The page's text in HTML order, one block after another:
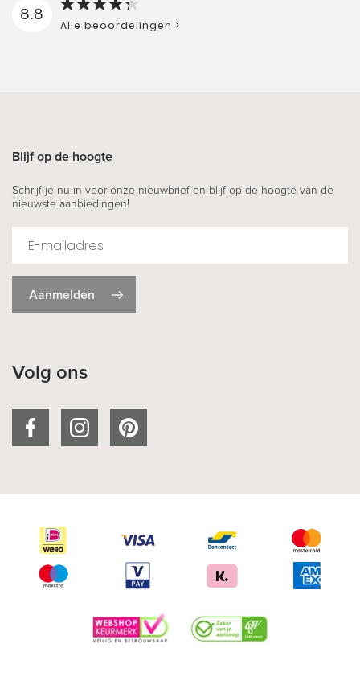
8.8
Alle beoordelingen >
Blijf op de hoogte
Schrijf je nu in voor onze nieuwbrief en blijf op de hoogte van de
nieuwste aanbiedingen!
Aanmelden
Volg ons